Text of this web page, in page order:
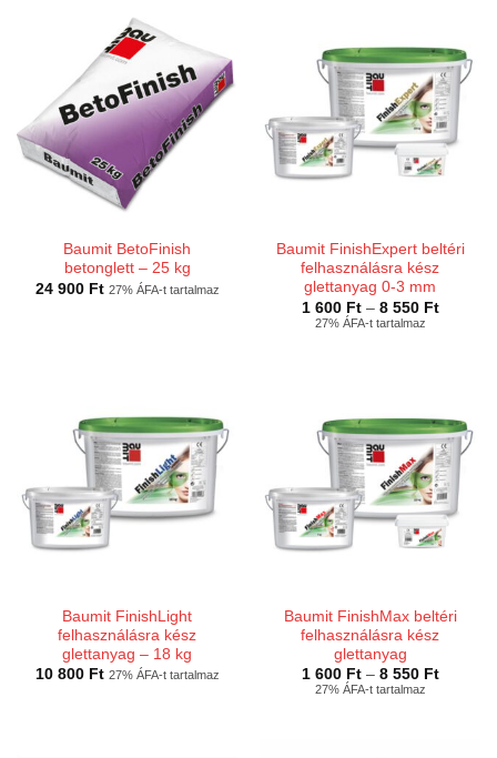
Baumit BetoFinish
betonglett – 25 kg
24 900 Ft 27% ÁFA-t tartalmaz
Baumit FinishExpert beltéri
felhasználásra kész
glettanyag 0-3 mm
1 600 Ft – 8 550 Ft
27% ÁFA-t tartalmaz
Baumit FinishLight
felhasználásra kész
glettanyag – 18 kg
10 800 Ft 27% ÁFA-t tartalmaz
Baumit FinishMax beltéri
felhasználásra kész
glettanyag
1 600 Ft – 8 550 Ft
27% ÁFA-t tartalmaz